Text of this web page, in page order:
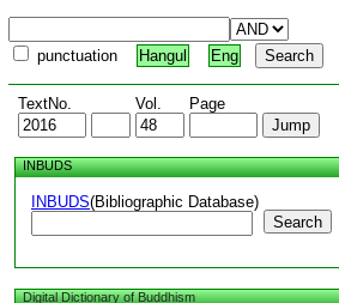
punctuation Hangul Eng
TextNo. Vol. Page
INBUDS
INBUDS(Bibliographic Database)
Search
Digital Dictionary of Buddhism